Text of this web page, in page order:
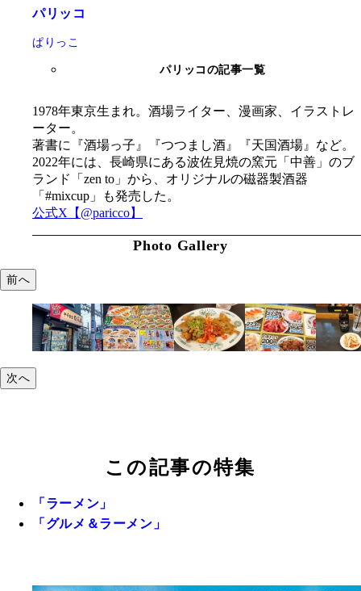
パリッコ
ぱりっこ
パリッコの記事一覧
1978年東京生まれ。酒場ライター、漫画家、イラストレ
ーター。
著書に『酒場っ子』『つつまし酒』『天国酒場』など。
2022年には、長崎県にある波佐見焼の窯元「中善」のブ
ランド「zen to」から、オリジナルの磁器製酒器
「#mixcup」も発売した。
公式X【@paricco】
Photo Gallery
前へ
次へ
この記事の特集
「ラーメン」
「グルメ＆ラーメン」